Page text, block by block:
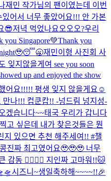
재민 작가님의 팬이였는데 이번
어서 너무 좋았어요!!! 안 가본
😎저녁 먹었나요오오오?우리
you Singapore💚Thank you
night🥹😴🥱재민이형 사진회 사
잊지않을게여 see you soon
up and enjoyed the show
어요!!!!! 평생 잊지 않을게요☺️
나!!! 컵쿤캅!! -넝드림 넝지성-
겠습니다~~태국 우리가 갑니다
고 싶은데 내가 찾은것들은 뭔
지 있으면 추천 해주세여!! #챌
진짜 최고였어요🥹🥹🥹 너무
감동 🙂‍↕️🙂‍↕️ 지인짜 고마워!!🐱
시즈니~생일축하해~~~~!!🎉